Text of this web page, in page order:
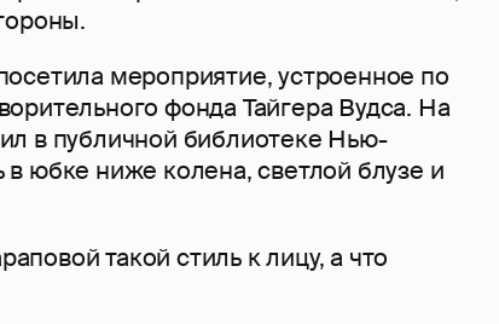
мероприятие, устроенное по
фонда Тайгера Вудса. На
в публичной библиотеке Нью-
юбке ниже колена, светлой блузе и
такой стиль к лицу, а что